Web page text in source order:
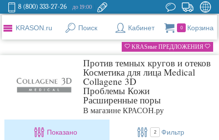
8 (800) 333-27-26 до 19:00
KRASON.ru Поиск Кабинет 0 Корзина
KRASные ПРЕДЛОЖЕНИЯ
Против темных кругов и отеков
Косметика для лица Medical
Collagene 3D
Проблемы Кожи
Расширенные поры
В магазине КРАСОН.ру
Показано 2 Фильтр